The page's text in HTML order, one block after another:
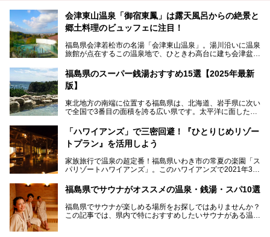
会津東山温泉「御宿東鳳」は露天風呂からの絶景と
郷土料理のビュッフェに注目！
福島県会津若松市の名湯「会津東山温泉」。湯川沿いに温泉
旅館が点在するこの温泉地で、ひときわ高台に建ち会津盆地
ELS & RESORTSの「御宿東鳳」です。
大浴場は「宙の湯」「棚雲の湯」の2つ。いずれも素晴らし
の郷土料理など夕朝食の美味しさも評判。人気のこのお宿の
過ごし方を徹底紹介いたします。
───
提供元：オリックス・ホテルマネジメント株式会社【PR】
この記事は会津東山温泉 御宿東鳳のPR記事です。
福島県のスーパー銭湯おすすめ15選【2025年最新
版】
東北地方の南端に位置する福島県は、北海道、岩手県に次い
で全国で3番目の面積を誇る広い県です。太平洋に面した
る「中通り」、磐梯山や猪苗代湖、五色沼、尾瀬湿原などが
ある「会津地方」まで、変化に富んだ自然を楽しめるのが魅
力です。
も良好で、首都圏からの週末旅行先としても人気の福島県。
そんな福島県でチェックしておきたい、評判のスーパー銭湯
「ハワイアンズ」で三密回避！『ひとりじめリゾー
トプラン』を活用しよう
家族旅行で温泉の超定番！福島県いわき市の常夏の楽園「ス
パリゾートハワイアンズ」。このハワイアンズで2021年3月
く温泉編」をスタートしました。
子供と一緒に安心して温泉に行きたい、そんな方にお役立ち
のこのプランをはじめとして、ハワイアンズの「ひとりじめ
リゾートプラン」の魅力をご紹介します。
福島県でサウナがオススメの温泉・銭湯・スパ10選
福島県でサウナが楽しめる場所をお探しではありませんか？
この記事では、県内で特におすすめしたいサウナがある温泉